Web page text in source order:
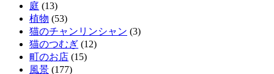
庭 (13)
植物 (53)
猫のチャンリンシャン (3)
猫のつむぎ (12)
町のお店 (15)
風景 (177)